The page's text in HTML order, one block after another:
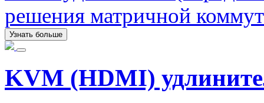
решения матричной
Узнать больше
KVM (HDMI)